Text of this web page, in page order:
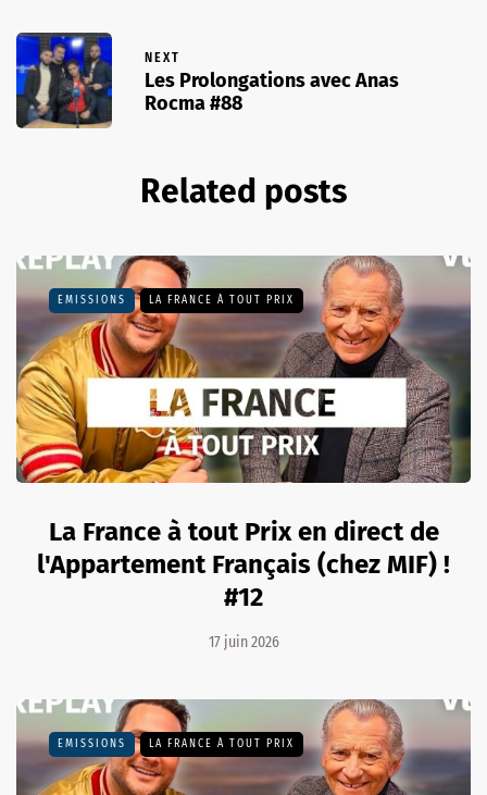
NEXT
Les Prolongations avec Anas
Rocma #88
Related posts
EMISSIONS LA FRANCE À TOUT PRIX
La France à tout Prix en direct de
l'Appartement Français (chez MIF) !
#12
17 juin 2026
EMISSIONS LA FRANCE À TOUT PRIX